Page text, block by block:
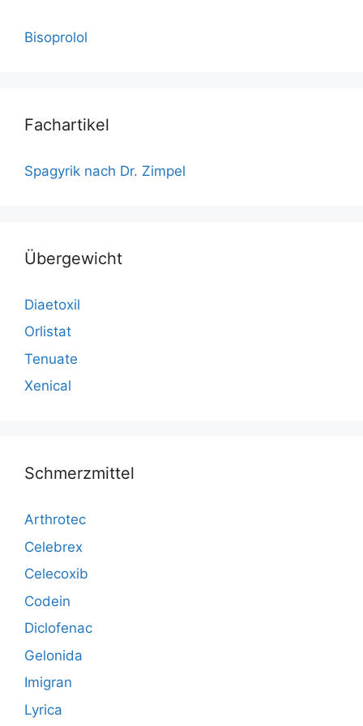
Bisoprolol
Fachartikel
Spagyrik nach Dr. Zimpel
Übergewicht
Diaetoxil
Orlistat
Tenuate
Xenical
Schmerzmittel
Arthrotec
Celebrex
Celecoxib
Codein
Diclofenac
Gelonida
Imigran
Lyrica